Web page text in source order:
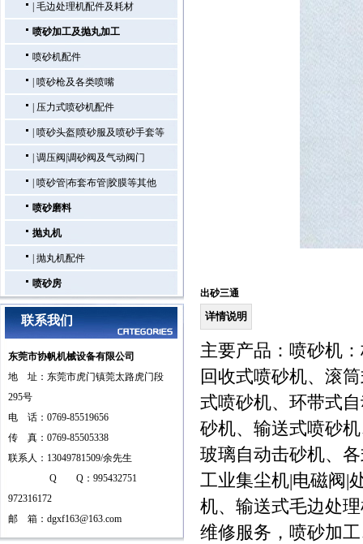
毛边处理机配件及耗材
喷砂加工及抛丸加工
喷砂机配件
喷砂枪及各类喷嘴
压力式喷砂机配件
喷砂头盔|喷砂服及喷砂手套等
调压阀|调砂阀及气动阀门
喷砂管|布套布管|胶膜等其他
喷砂磨料
抛丸机
抛丸机配件
喷砂房
联系我们
东莞市协帆机械设备有限公司
地 址：东莞市虎门镇莞太路虎门段
295号
电 话：0769-85519656
传 真：0769-85505338
联系人：13049781509/余先生
Q Q：995432751
972316172
邮 箱： dgxf163@163.com
出砂三通
详情说明
主要产品：喷砂机
回收式喷砂机、滚
式喷砂机、环带式
砂机、输送式喷砂
玻璃自动击砂机、
工业集尘机|电磁阀|
机、输送式毛边处
维修服务，喷砂加